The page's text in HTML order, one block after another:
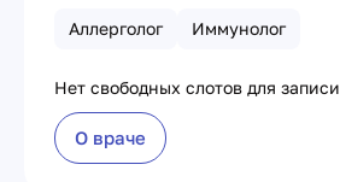
Аллерголог Иммунолог
Нет свободных слотов для записи
О враче